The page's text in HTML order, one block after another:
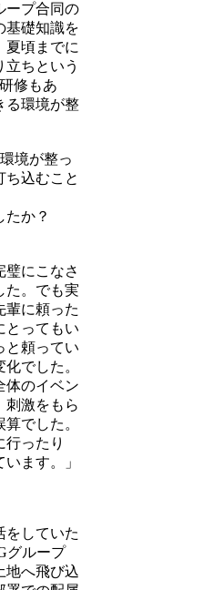
ープ合同の
基礎知識を
夏頃までに
立ちという
修もあ
る環境が整
境が整っ
ち込むこと
たか？
璧にこなさ
た。でも実
輩に頼った
とってもい
と頼ってい
でした。
体のイベン
刺激をもら
でした。
行ったり
ます。」
をしていた
グループ
地へ飛び込